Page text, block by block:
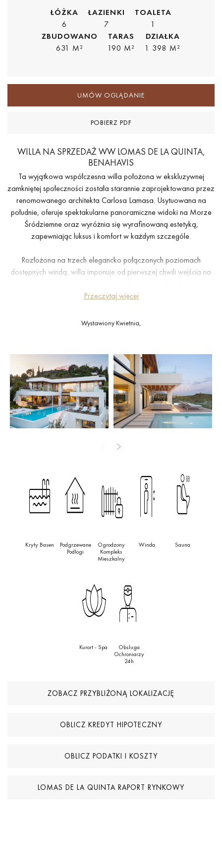
ŁÓŻKA
6
ŁAZIENKI
7
TOALETA
1
ZBUDOWANO
631 M²
TARAS
190 M²
DZIAŁKA
1 398 M²
UMÓW OGLĄDANIE
POBIERZ PDF
WILLA NA SPRZEDAŻ WW LOMAS DE LA QUINTA,
BENAHAVIS
Ta wyjątkowa współczesna willa położona w ekskluzywnej
zamkniętej społeczności została starannie zaprojektowana przez
renomowanego architekta Carlosa Lamasa. Usytuowana na
południe, oferuje spektakularne panoramiczne widoki na Morze
Śródziemne oraz wyróżnia się wyrafinowaną estetyką,
zapewniając luksus i komfort w każdym szczególe.
Rozłożona na trzech elegancko połączonych poziomach
dostępnych windą, willa imponuje od pierwszej chwili wejścia na
sufit. Ten poziom obejmuje cztery przestronne sypialnie, każda
wyrafinowanie.
telewizyjny, elegancki salon z dużym kominkiem oraz w pełni
wyposażoną kuchnię Modulnova wraz z piwniczką na wino. Na
zewnątrz, przestronne tarasy zapewniają idealne miejsce do
spożywania posiłków i odpoczynku, wraz z kuchnią na świeżym
powietrzu, jadalnią i basenem typu infinity z widokiem na morze.
Przeczytaj więcej
Wystawiony Kwietnia,
Kryty Basen
Podgrzewane
Podlogi
Ogrodzony
Kompleks
Mieszkalny
Winda Sauna
Kurort - Spa
Obsluga
Ochroniarzy
24h
ZOBACZ PRZYBLIŻONĄ LOKALIZACJĘ
OBLICZ KREDYT HIPOTECZNY
OBLICZ PODATKI I KOSZTY
LOMAS DE LA QUINTA RAPORT RYNKOWY